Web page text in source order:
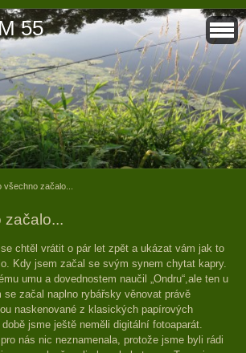
55
všechno začalo...
začalo...
chtěl vrátit o pár let zpět a ukázat vám jak to
Kdy jsem začal se svým synem chytat kapry.
umu a dovednostem naučil „Ondru“,ale ten u
začal naplno rybářsky věnovat právě
naskenované z klasických papírových
jsme ještě neměli digitální fotoaparát.
nás nic neznamenala, protože jsme byli rádi